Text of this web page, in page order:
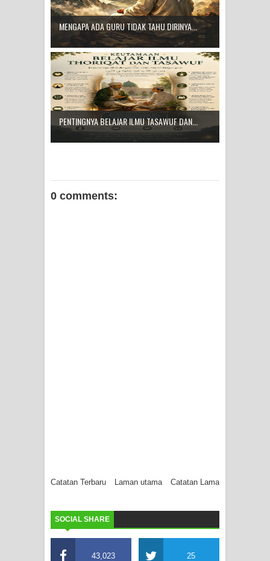
MENGAPA ADA GURU TIDAK TAHU DIRINYA...
PENTINGNYA BELAJAR ILMU TASAWUF DAN...
0 comments:
Catatan Terbaru Catatan Lama
Laman utama
SOCIAL SHARE
43,023 25